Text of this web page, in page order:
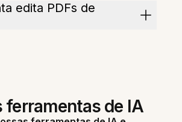
edita PDFs de
ferramentas de IA